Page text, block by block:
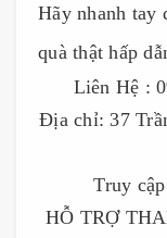
Hãy nhanh tay
quà thật hấp
Liên Hệ :
Địa chỉ: 37
Truy
HỖ TRỢ